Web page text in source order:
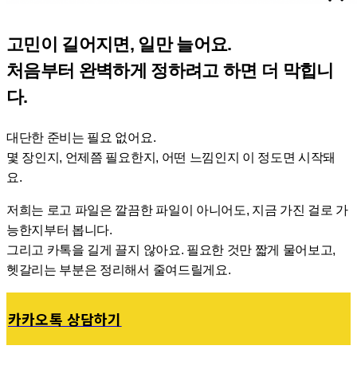
고민이 길어지면, 일만 늘어요.
처음부터 완벽하게 정하려고 하면 더 막힙니
다.
대단한 준비는 필요 없어요.
몇 장인지, 언제쯤 필요한지, 어떤 느낌인지 이 정도면 시작돼
요.
저희는 로고 파일은 깔끔한 파일이 아니어도, 지금 가진 걸로 가
능한지부터 봅니다.
그리고 카톡을 길게 끌지 않아요. 필요한 것만 짧게 물어보고,
헷갈리는 부분은 정리해서 줄여드릴게요.
카카오톡 상담하기